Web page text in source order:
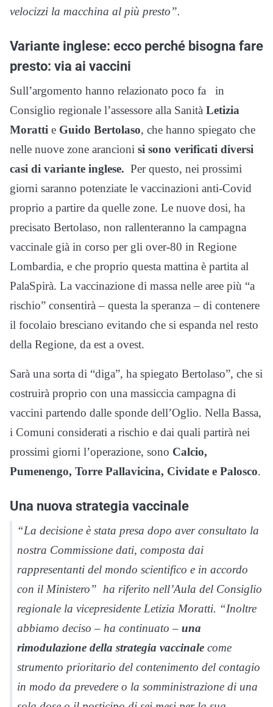
velocizzi la macchina al più presto”.
Variante inglese: ecco perché bisogna fare
presto: via ai vaccini
Sull’argomento hanno relazionato poco fa in
Consiglio regionale l’assessore alla Sanità Letizia
Moratti e Guido Bertolaso, che hanno spiegato che
nelle nuove zone arancioni si sono verificati diversi
casi di variante inglese. Per questo, nei prossimi
giorni saranno potenziate le vaccinazioni anti-Covid
proprio a partire da quelle zone. Le nuove dosi, ha
precisato Bertolaso, non rallenteranno la campagna
vaccinale già in corso per gli over-80 in Regione
Lombardia, e che proprio questa mattina è partita al
PalaSpirà. La vaccinazione di massa nelle aree più “a
rischio” consentirà – questa la speranza – di contenere
il focolaio bresciano evitando che si espanda nel resto
della Regione, da est a ovest.
Sarà una sorta di “diga”, ha spiegato Bertolaso”, che si
costruirà proprio con una massiccia campagna di
vaccini partendo dalle sponde dell’Oglio. Nella Bassa,
i Comuni considerati a rischio e dai quali partirà nei
prossimi giorni l’operazione, sono Calcio,
Pumenengo, Torre Pallavicina, Cividate e Palosco.
Una nuova strategia vaccinale
“La decisione è stata presa dopo aver consultato la
nostra Commissione dati, composta dai
rappresentanti del mondo scientifico e in accordo
con il Ministero” ha riferito nell’Aula del Consiglio
regionale la vicepresidente Letizia Moratti. “Inoltre
abbiamo deciso – ha continuato – una
rimodulazione della strategia vaccinale come
strumento prioritario del contenimento del contagio
in modo da prevedere o la somministrazione di una